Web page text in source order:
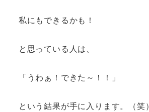
私にもできるかも！
と思っている人は、
「うわぁ！できた～！！」
という結果が手に入ります。（笑）